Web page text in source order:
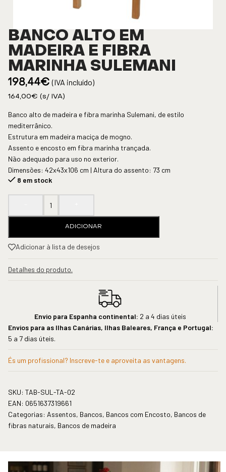
BANCO ALTO EM
MADEIRA E FIBRA
MARINHA SULEMANI
198,44€ (IVA incluído)
164,00€ (s/ IVA)
Banco alto de madeira e fibra marinha Sulemani, de estilo
mediterrânico.
Estrutura em madeira maciça de mogno.
Assento e encosto em fibra marinha trançada.
Não adequado para uso no exterior.
Dimensões: 42x43x106 cm | Altura do assento: 73 cm
8 em stock
ADICIONAR
Adicionar à lista de desejos
Detalhes do produto.
Envio para Espanha continental: 2 a 4 dias úteis
Envios para as Ilhas Canárias, Ilhas Baleares, França e Portugal:
5 a 7 dias úteis.
És um profissional? Inscreve-te e aproveita as vantagens.
SKU: TAB-SUL-TA-02
EAN: 0651637319661
Categorias: Assentos, Bancos, Bancos com Encosto, Bancos de
fibras naturais, Bancos de madeira